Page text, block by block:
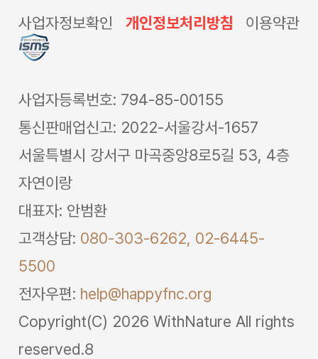
사업자정보확인 개인정보처리방침 이용약관
사업자등록번호: 794-85-00155
통신판매업신고: 2022-서울강서-1657
서울특별시 강서구 마곡중앙8로5길 53, 4층
자연이랑
대표자: 안범환
고객상담: 080-303-6262, 02-6445-
5500
전자우편: help@happyfnc.org
Copyright(C) 2026 WithNature All rights
reserved.8